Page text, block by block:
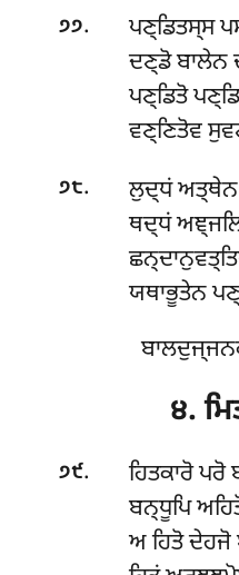
੭੭.
ਪਣ੍ਡਿਤਸ੍ਸ
ਦਣ੍ਡੋ ਬਾਲੇਨ
ਪਣ੍ਡਿਤੋ
ਵਣ੍ਣਿਤੋਵ
੭੮.
ਲੁਦ੍ਧਂ ਅਤ੍ਥੇਨ
ਥਦ੍ਧਂ
ਯਥਾਭੂਤੇਨ
੪.
੭੯.
ਹਿਤਕਾਰੋ ਪਰੋ
ਬਨ੍ਧੂਪਿ
ਅ ਹਿਤੋ ਦੇਹਜੋ